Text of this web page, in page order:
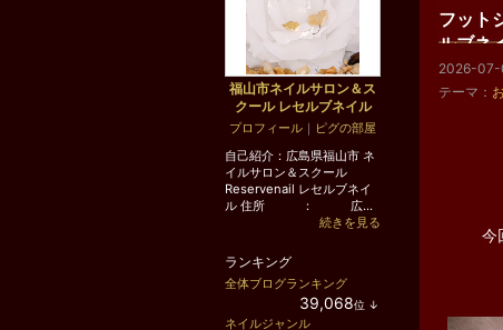
フット
ルブネ
2026-07-
テーマ：
今
福山市ネイルサロン＆ス
クール レセルブネイル
プロフィール ｜ ピグの部屋
自己紹介：広島県福山市 ネ
イルサロン＆スクール
Reservenail レセルブネイ
ル 住所 ： 広...
続きを見る
ランキング
全体ブログランキング
39,068位 ↓
ネイルジャンル